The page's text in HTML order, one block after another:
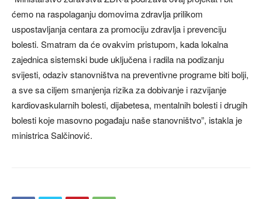
ćemo na raspolaganju domovima zdravlja prilikom
uspostavljanja centara za promociju zdravlja i prevenciju
bolesti. Smatram da će ovakvim pristupom, kada lokalna
zajednica sistemski bude uključena i radila na podizanju
svijesti, odaziv stanovništva na preventivne programe biti bolji,
a sve sa ciljem smanjenja rizika za dobivanje i razvijanje
kardiovaskularnih bolesti, dijabetesa, mentalnih bolesti i drugih
bolesti koje masovno pogađaju naše stanovništvo”, istakla je
ministrica Salčinović.